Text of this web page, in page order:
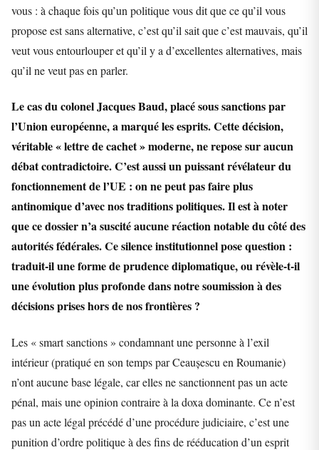
vous : à chaque fois qu’un politique vous dit que ce qu’il vous
propose est sans alternative, c’est qu’il sait que c’est mauvais, qu’il
veut vous entourlouper et qu’il y a d’excellentes alternatives, mais
qu’il ne veut pas en parler.
Le cas du colonel Jacques Baud, placé sous sanctions par
l’Union européenne, a marqué les esprits. Cette décision,
véritable « lettre de cachet » moderne, ne repose sur aucun
débat contradictoire. C’est aussi un puissant révélateur du
fonctionnement de l’UE : on ne peut pas faire plus
antinomique d’avec nos traditions politiques. Il est à noter
que ce dossier n’a suscité aucune réaction notable du côté des
autorités fédérales. Ce silence institutionnel pose question :
traduit-il une forme de prudence diplomatique, ou révèle-t-il
une évolution plus profonde dans notre soumission à des
décisions prises hors de nos frontières ?
Les « smart sanctions » condamnant une personne à l’exil
intérieur (pratiqué en son temps par Ceaușescu en Roumanie)
n’ont aucune base légale, car elles ne sanctionnent pas un acte
pénal, mais une opinion contraire à la doxa dominante. Ce n’est
pas un acte légal précédé d’une procédure judiciaire, c’est une
punition d’ordre politique à des fins de rééducation d’un esprit